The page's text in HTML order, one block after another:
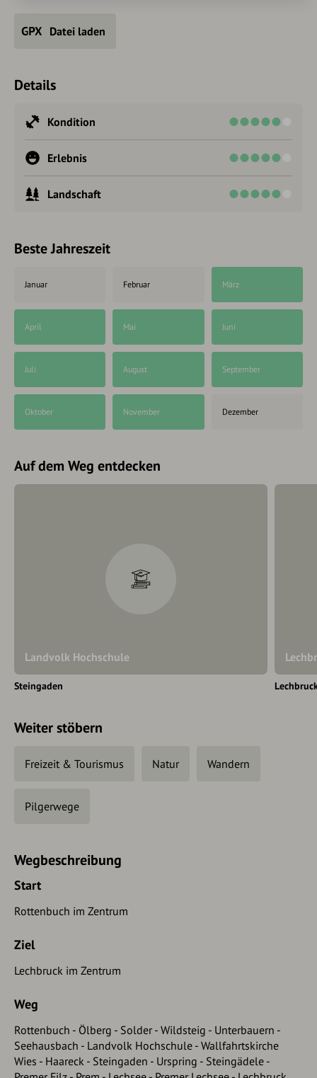
Datei laden
Details
Kondition
Erlebnis
Landschaft
Beste Jahreszeit
Januar Februar März
April Mai Juni
Juli August September
Oktober November Dezember
Auf dem Weg entdecken
Landvolk Hochschule
Steingaden
Weiter stöbern
Freizeit & Tourismus Natur Wandern
Pilgerwege
Wegbeschreibung
Start
Rottenbuch im Zentrum
Ziel
Lechbruck im Zentrum
Weg
Rottenbuch - Ölberg - Solder - Wildsteig - Unterbauern -
Seehausbach - Landvolk Hochschule - Wallfahrtskirche
Wies - Haareck - Steingaden - Urspring - Steingädele -